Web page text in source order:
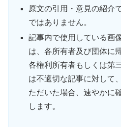
原文の引用・意見の紹介
ではありません。
記事内で使用している画
は、各所有者及び団体に
各権利所有者もしくは第
は不適切な記事に対して
ただいた場合、速やかに
します。